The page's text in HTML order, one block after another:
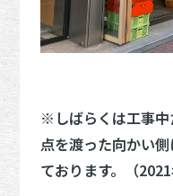
※しばらくは工事
点を渡った向かい
ております。（2021